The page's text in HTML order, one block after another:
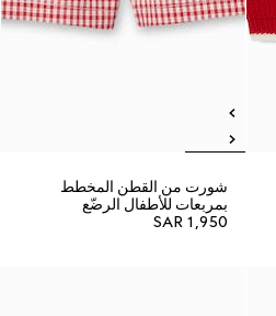
شورت من القطن المخطط
بمربعات للأطفال الرضّع
SAR 1,950